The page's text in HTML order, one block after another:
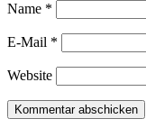
Name *
E-Mail *
Website